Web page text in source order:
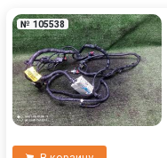
№ 105538